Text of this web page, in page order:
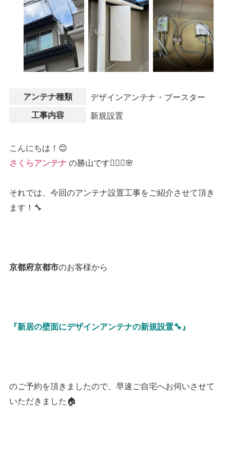
アンテナ種類 デザインアンテナ・ブースター
工事内容 新規設置
こんにちは！😊
さくらアンテナの勝山です👷🏻‍♂️🌸
それでは、今回のアンテナ設置工事をご紹介させて頂き
ます！🔧
京都府京都市のお客様から
『新居の壁面にデザインアンテナの新規設置🔧』
のご予約を頂きましたので、早速ご自宅へお伺いさせて
いただきました🏠